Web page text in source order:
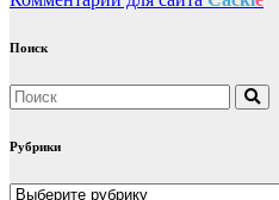
Поиск
Рубрики
Рубрики